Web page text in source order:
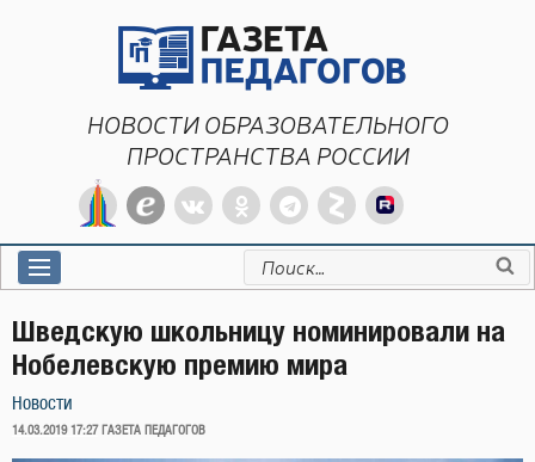
НОВОСТИ ОБРАЗОВАТЕЛЬНОГО
ПРОСТРАНСТВА РОССИИ
Искать:
Шведскую школьницу номинировали на
Нобелевскую премию мира
Новости
ОПУБЛИКОВАНО
14.03.2019 17:27 ГАЗЕТА ПЕДАГОГОВ